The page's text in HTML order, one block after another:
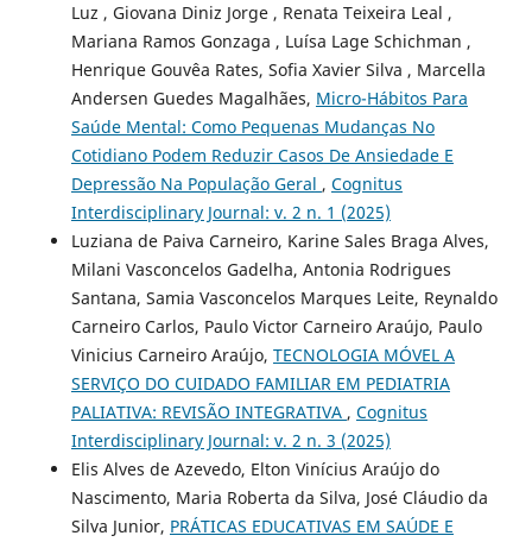
Luz , Giovana Diniz Jorge , Renata Teixeira Leal ,
Mariana Ramos Gonzaga , Luísa Lage Schichman ,
Henrique Gouvêa Rates, Sofia Xavier Silva , Marcella
Andersen Guedes Magalhães, Micro-Hábitos Para
Saúde Mental: Como Pequenas Mudanças No
Cotidiano Podem Reduzir Casos De Ansiedade E
Depressão Na População Geral , Cognitus
Interdisciplinary Journal: v. 2 n. 1 (2025)
Luziana de Paiva Carneiro, Karine Sales Braga Alves,
Milani Vasconcelos Gadelha, Antonia Rodrigues
Santana, Samia Vasconcelos Marques Leite, Reynaldo
Carneiro Carlos, Paulo Victor Carneiro Araújo, Paulo
Vinicius Carneiro Araújo, TECNOLOGIA MÓVEL A
SERVIÇO DO CUIDADO FAMILIAR EM PEDIATRIA
PALIATIVA: REVISÃO INTEGRATIVA , Cognitus
Interdisciplinary Journal: v. 2 n. 3 (2025)
Elis Alves de Azevedo, Elton Vinícius Araújo do
Nascimento, Maria Roberta da Silva, José Cláudio da
Silva Junior, PRÁTICAS EDUCATIVAS EM SAÚDE E